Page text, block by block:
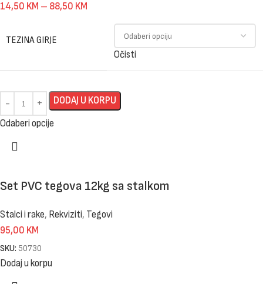
14,50 KM – 88,50 KM
TEZINA GIRJE
Očisti
DODAJ U KORPU
Odaberi opcije
Set PVC tegova 12kg sa stalkom
Stalci i rake, Rekviziti, Tegovi
95,00 KM
SKU: 50730
Dodaj u korpu